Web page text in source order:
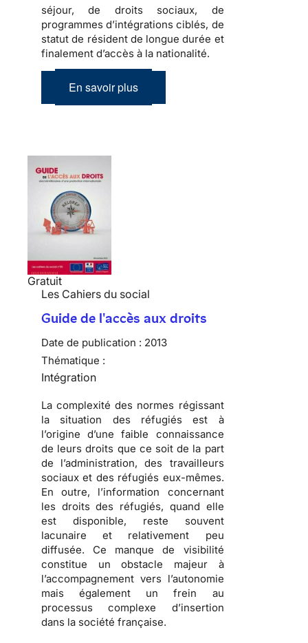
séjour, de droits sociaux, de
programmes d’intégrations ciblés, de
statut de résident de longue durée et
finalement d’accès à la nationalité.
En savoir plus
Gratuit
Les Cahiers du social
Guide de l'accès aux droits
Date de publication : 2013
Thématique :
Intégration
La complexité des normes régissant
la situation des réfugiés est à
l’origine d’une faible connaissance
de leurs droits que ce soit de la part
de l’administration, des travailleurs
sociaux et des réfugiés eux-mêmes.
En outre, l’information concernant
les droits des réfugiés, quand elle
est disponible, reste souvent
lacunaire et relativement peu
diffusée. Ce manque de visibilité
constitue un obstacle majeur à
l’accompagnement vers l’autonomie
mais également un frein au
processus complexe d’insertion
dans la société française.